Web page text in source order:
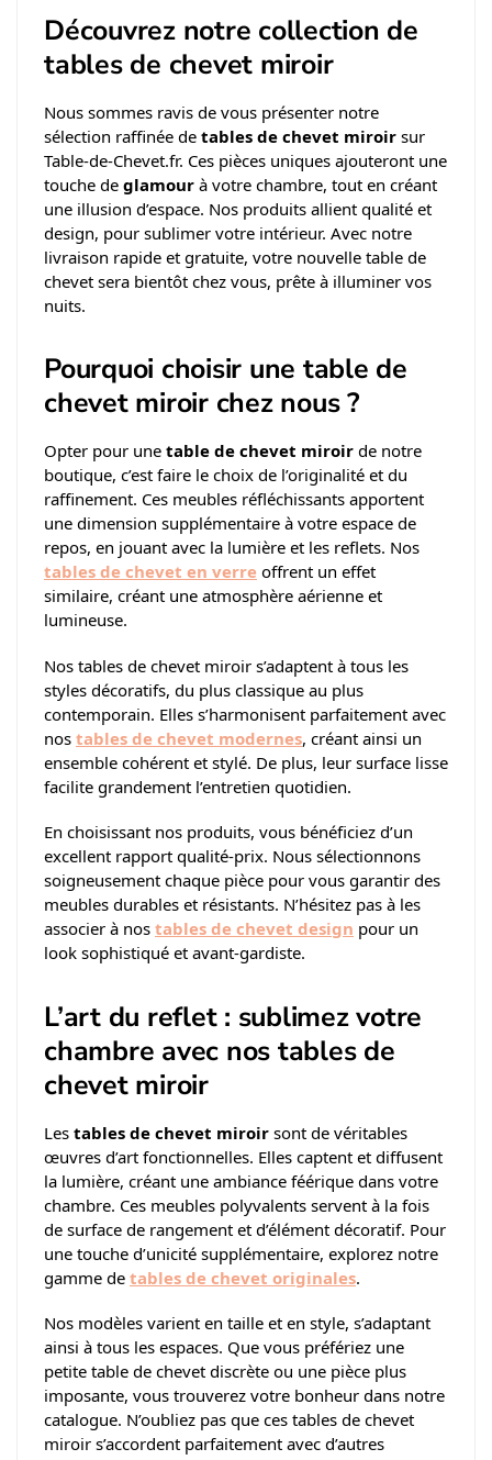
Découvrez notre collection de
tables de chevet miroir
Nous sommes ravis de vous présenter notre
sélection raffinée de tables de chevet miroir sur
Table-de-Chevet.fr. Ces pièces uniques ajouteront une
touche de glamour à votre chambre, tout en créant
une illusion d’espace. Nos produits allient qualité et
design, pour sublimer votre intérieur. Avec notre
livraison rapide et gratuite, votre nouvelle table de
chevet sera bientôt chez vous, prête à illuminer vos
nuits.
Pourquoi choisir une table de
chevet miroir chez nous ?
Opter pour une table de chevet miroir de notre
boutique, c’est faire le choix de l’originalité et du
raffinement. Ces meubles réfléchissants apportent
une dimension supplémentaire à votre espace de
repos, en jouant avec la lumière et les reflets. Nos
tables de chevet en verre offrent un effet
similaire, créant une atmosphère aérienne et
lumineuse.
Nos tables de chevet miroir s’adaptent à tous les
styles décoratifs, du plus classique au plus
contemporain. Elles s’harmonisent parfaitement avec
nos tables de chevet modernes, créant ainsi un
ensemble cohérent et stylé. De plus, leur surface lisse
facilite grandement l’entretien quotidien.
En choisissant nos produits, vous bénéficiez d’un
excellent rapport qualité-prix. Nous sélectionnons
soigneusement chaque pièce pour vous garantir des
meubles durables et résistants. N’hésitez pas à les
associer à nos tables de chevet design pour un
look sophistiqué et avant-gardiste.
L’art du reflet : sublimez votre
chambre avec nos tables de
chevet miroir
Les tables de chevet miroir sont de véritables
œuvres d’art fonctionnelles. Elles captent et diffusent
la lumière, créant une ambiance féérique dans votre
chambre. Ces meubles polyvalents servent à la fois
de surface de rangement et d’élément décoratif. Pour
une touche d’unicité supplémentaire, explorez notre
gamme de tables de chevet originales.
Nos modèles varient en taille et en style, s’adaptant
ainsi à tous les espaces. Que vous préfériez une
petite table de chevet discrète ou une pièce plus
imposante, vous trouverez votre bonheur dans notre
catalogue. N’oubliez pas que ces tables de chevet
miroir s’accordent parfaitement avec d’autres